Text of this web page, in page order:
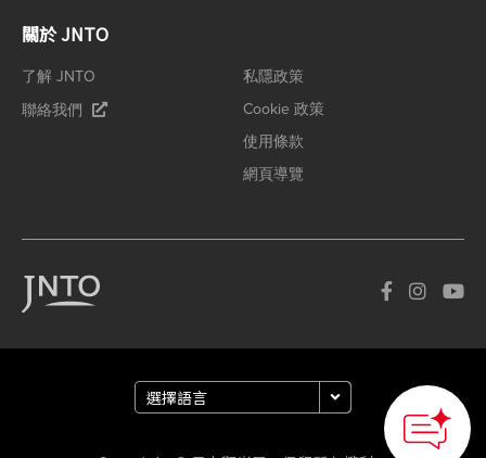
關於 JNTO
了解 JNTO
聯絡我們
私隱政策
Cookie 政策
使用條款
網頁導覽